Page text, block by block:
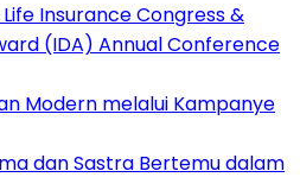
Insurance Congress &
(IDA) Annual Conference
Modern melalui Kampanye
dan Sastra Bertemu dalam